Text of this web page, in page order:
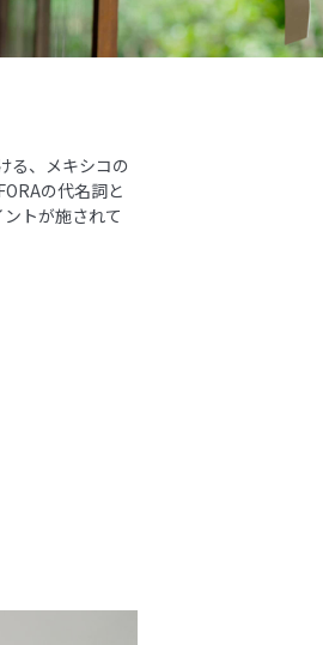
る、メキシコの
の代名詞と
トが施されて